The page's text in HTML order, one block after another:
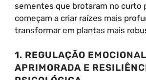
sementes que brotaram no curto
começam a criar raízes mais
transformar em plantas mais
1. REGULAÇÃO EMOCIONAL
APRIMORADA E